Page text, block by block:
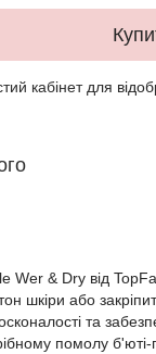
кабінетдля
Wer & Dry від
шкіри або
та
помолу